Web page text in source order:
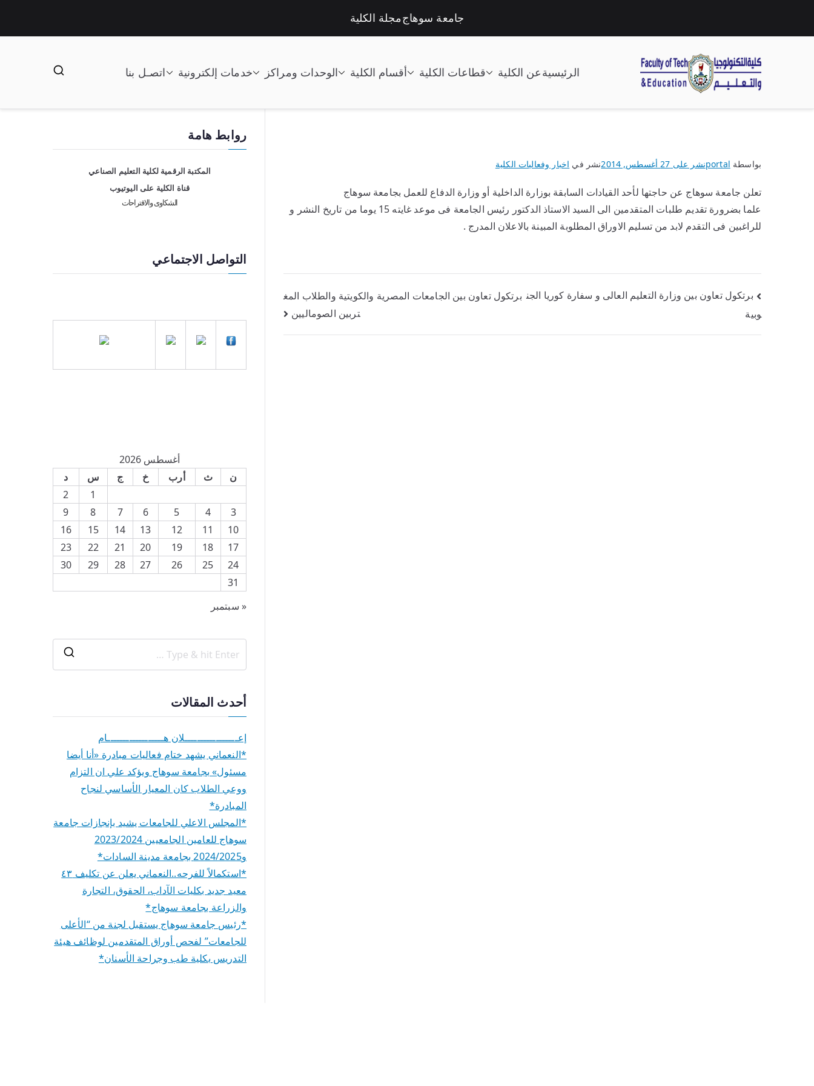
جامعة سوهاجمجلة الكلية
الرئيسية عن الكلية قطاعات الكلية أقسام الكلية الوحدات ومراكز خدمات إلكترونية اتصـل بنا
بواسطة portalنشر على 27 أغسطس, 2014 نشر في اخبار وفعاليات الكلية
تعلن جامعة سوهاج عن حاجتها لأحد القيادات السابقة بوزارة الداخلية أو وزارة الدفاع للعمل بجامعة سوهاج
علما بضرورة تقديم طلبات المتقدمين الى السيد الاستاذ الدكتور رئيس الجامعة فى موعد غايته 15 يوما من تاريخ النشر و
للراغبين فى التقدم لابد من تسليم الاوراق المطلوبة المبينة بالاعلان المدرج .
برتكول تعاون بين وزارة التعليم العالى و سفارة كوريا الجن
وبية
برتكول تعاون بين الجامعات المصرية والكويتية والطلاب المغ
تربين الصوماليين
روابط هامة
المكتبة الرقمية لكلية التعليم الصناعي
قناة الكلية على اليوتيوب
الشكاوى والاقتراحات
التواصل الاجتماعي
أغسطس 2026
ن
ث أرب خ ج س
د
1
2
3
4
5
6
7
8
9
10
11
12
13
14
15
16
17
18
19
20
21
22
23
24
25
26
27
28
29
30
31
« سبتمبر
أحدث المقالات
إعـــــــــــــــــلان هــــــــــــــــــام
*النعماني يشهد ختام فعاليات مبادرة «أنا أيضا
مسئول» بجامعة سوهاج ويؤكد علي ان التزام
ووعي الطلاب كان المعيار الأساسي لنجاح
المبادرة*
*المجلس الاعلي للجامعات يشيد بإنجازات جامعة
سوهاج للعامين الجامعيين 2023/2024
و2024/2025 بجامعة مدينة السادات*
*استكمالاً للفرحه..النعماني يعلن عن تكليف ٤٣
معيد جديد بكليات الآداب، الحقوق، التجارة
والزراعة بجامعة سوهاج*
*رئيس جامعة سوهاج يستقبل لجنة من “الأعلى
للجامعات” لفحص أوراق المتقدمين لوظائف هيئة
التدريس بكلية طب وجراحة الأسنان*